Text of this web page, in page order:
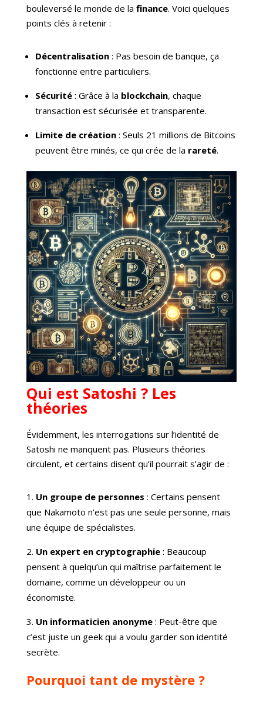
bouleversé le monde de la finance. Voici quelques
points clés à retenir :
Décentralisation: Pas besoin de banque, ça
fonctionne entre particuliers.
Sécurité: Grâce à la blockchain, chaque
transaction est sécurisée et transparente.
Limite de création: Seuls 21 millions de Bitcoins
peuvent être minés, ce qui crée de la rareté.
Qui est Satoshi ? Les
théories
Évidemment, les interrogations sur l’identité de
Satoshi ne manquent pas. Plusieurs théories
circulent, et certains disent qu’il pourrait s’agir de :
Un groupe de personnes : Certains pensent
que Nakamoto n’est pas une seule personne, mais
une équipe de spécialistes.
Un expert en cryptographie: Beaucoup
pensent à quelqu’un qui maîtrise parfaitement le
domaine, comme un développeur ou un
économiste.
Un informaticien anonyme: Peut-être que
c’est juste un geek qui a voulu garder son identité
secrète.
Pourquoi tant de mystère ?